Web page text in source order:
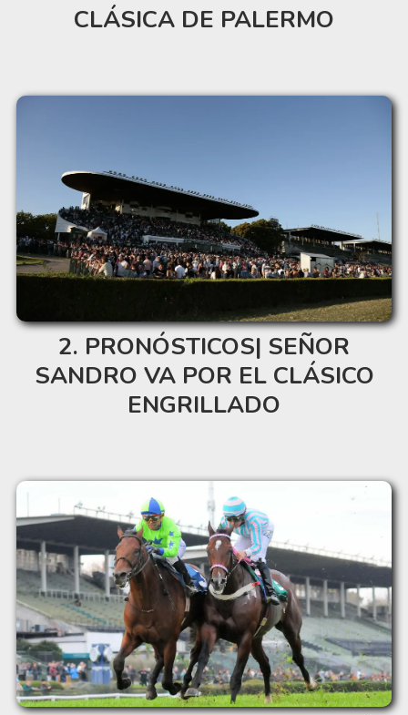
CLÁSICA DE PALERMO
PRONÓSTICOS| SEÑOR
SANDRO VA POR EL CLÁSICO
ENGRILLADO